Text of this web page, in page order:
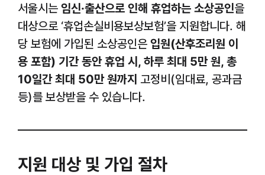
서울시는 임신·출산으로 인해 휴업하는 소상공인을
대상으로 ‘휴업손실비용보상보험’을 지원합니다. 해
당 보험에 가입된 소상공인은 입원(산후조리원 이
용 포함) 기간 동안 휴업 시, 하루 최대 5만 원, 총
10일간 최대 50만 원까지 고정비(임대료, 공과금
등)를 보상받을 수 있습니다.
지원 대상 및 가입 절차